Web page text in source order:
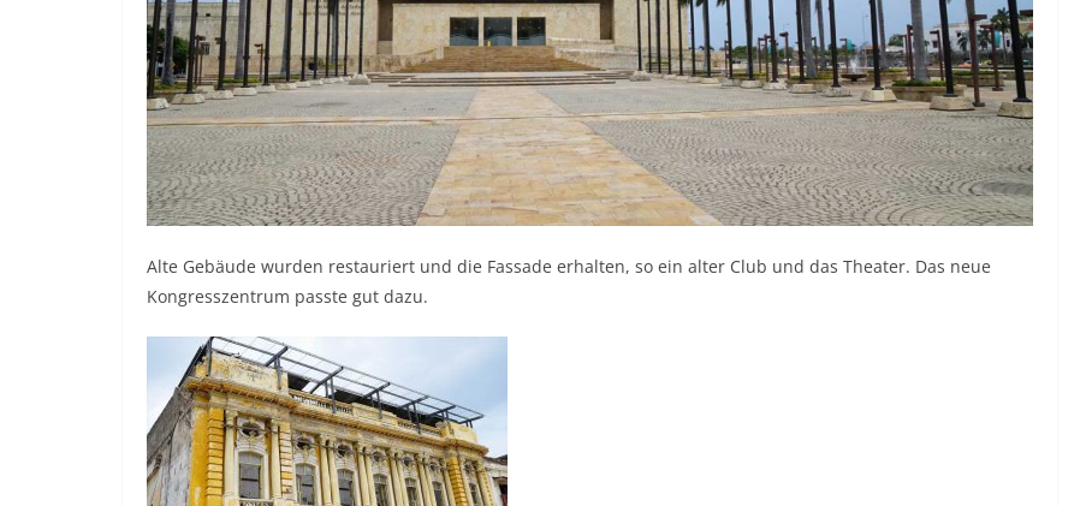
Alte Gebäude wurden restauriert und die Fassade erhalten, so ein alter Club und das Theater. Das neue
Kongresszentrum passte gut dazu.